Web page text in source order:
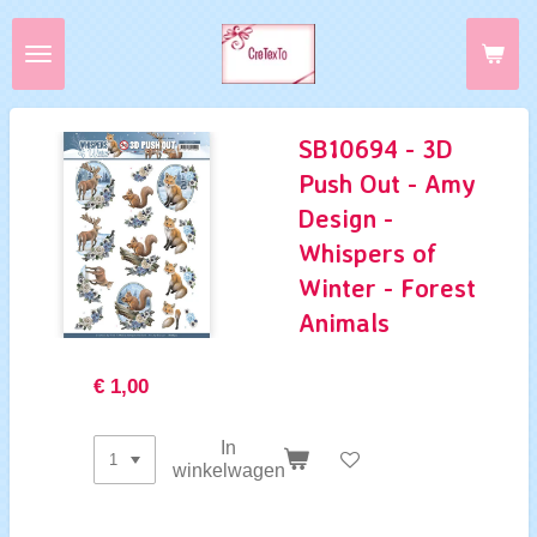
Ga
direct
de
hoofdinhoud
SB10694 - 3D
Push Out - Amy
Design -
Whispers of
Winter - Forest
Animals
€ 1,00
In
winkelwagen